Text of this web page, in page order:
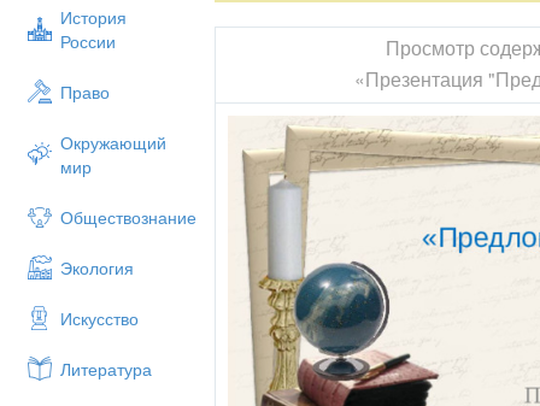
История
России
Право
Окружающий
мир
Обществознание
Экология
Искусство
Литература
Просмотр
«Презентация